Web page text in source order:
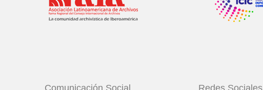
Comunicación Social Redes Sociales